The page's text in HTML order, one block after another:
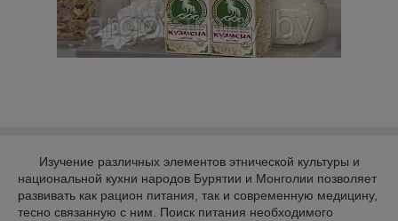
Изучение различных элементов этнической культуры и
национальной кухни народов Бурятии и Монголии позволяет
развивать как рацион питания, так и современную медицину,
тесно связанную с ним. Поиск питания необходимого